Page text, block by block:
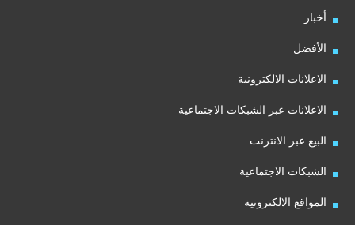
أخبار
الأفضل
الاعلانات الالكترونية
الاعلانات عبر الشبكات الاجتماعية
البيع عبر الانترنت
الشبكات الاجتماعية
المواقع الالكترونية